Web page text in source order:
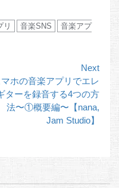
リ 音楽SNS
音楽アプ
Next
マホの音楽アプリでエレ
ターを録音する4つの方
法〜①概要編〜【nana,
Jam Studio】